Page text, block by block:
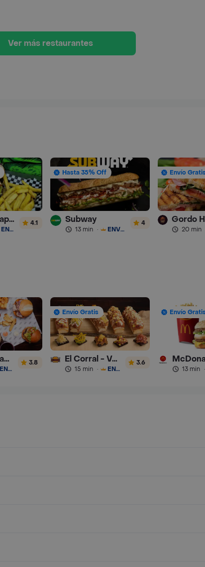
Ver más restaurantes
Comidas Rapidas Las 3B
ENVÍO GRATIS
4.1
Hasta 35% Off
Subway
13 min · ENVÍO GRATIS
4
Envío Gratis
Gordo
20 min
La Lucha Sanguchería
ENVÍO GRATIS
3.8
Envío Gratis
El Corral - Vaqueros
15 min · ENVÍO GRATIS
3.6
Envío Gratis
13 min ·